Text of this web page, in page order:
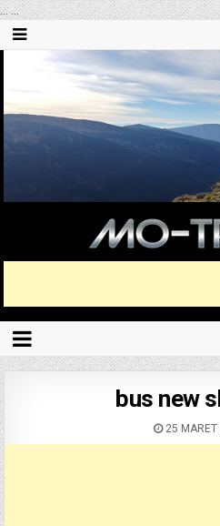
......
bus new
25 MARET